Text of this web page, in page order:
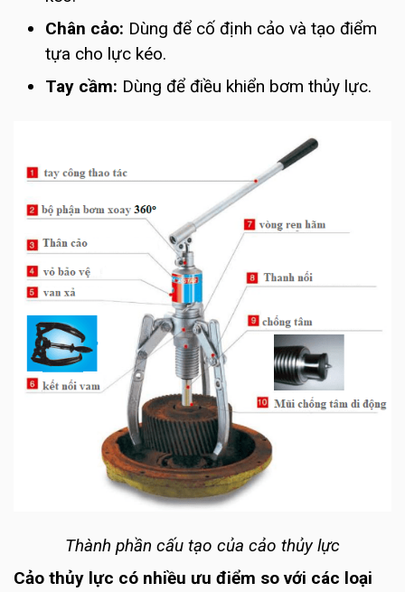
Chân cảo: Dùng để cố định cảo và tạo điểm
tựa cho lực kéo.
Tay cầm: Dùng để điều khiển bơm thủy lực.
Thành phần cấu tạo của cảo thủy lực
Cảo thủy lực có nhiều ưu điểm so với các loại